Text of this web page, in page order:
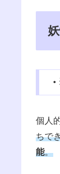
個人
ちで
能。